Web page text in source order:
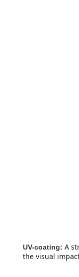
UV-coating: A
the visual